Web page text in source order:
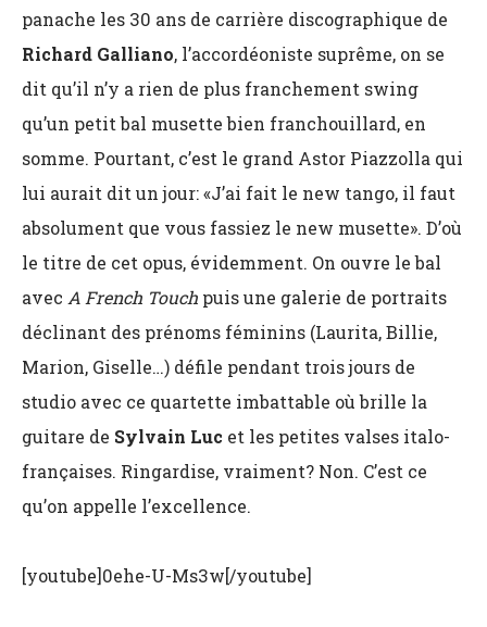
panache les 30 ans de carrière discographique de
Richard Galliano, l’accordéoniste suprême, on se
dit qu’il n’y a rien de plus franchement swing
qu’un petit bal musette bien franchouillard, en
somme. Pourtant, c’est le grand Astor Piazzolla qui
lui aurait dit un jour: «J’ai fait le new tango, il faut
absolument que vous fassiez le new musette». D’où
le titre de cet opus, évidemment. On ouvre le bal
avec A French Touch puis une galerie de portraits
déclinant des prénoms féminins (Laurita, Billie,
Marion, Giselle…) défile pendant trois jours de
studio avec ce quartette imbattable où brille la
guitare de Sylvain Luc et les petites valses italo-
françaises. Ringardise, vraiment? Non. C’est ce
qu’on appelle l’excellence.
[youtube]0ehe-U-Ms3w[/youtube]